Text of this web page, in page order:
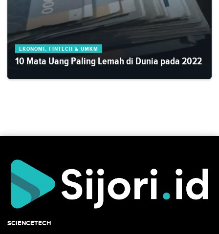
EKONOMI, FINTECH & UMKM
10 Mata Uang Paling Lemah di Dunia pada 2022
SCIENCETECH